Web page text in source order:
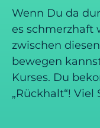
Wenn Du da
es schmerzhaft
zwischen
bewegen
Kurses. Du
„Rückhalt“! Viel